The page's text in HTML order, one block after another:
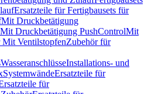
Ersatzteile für Fertigbausets für
Mit Druckbetätigung
Druckbetätigung PushControlMit
Mit VentilstopfenZubehör für
WasseranschlüsseInstallations- und
SystemwändeErsatzteile für
für